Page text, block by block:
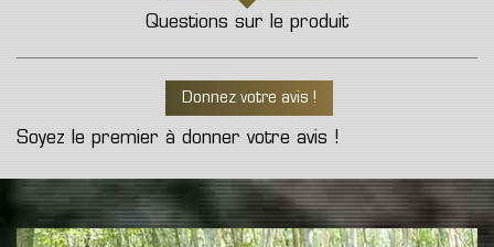
Questions sur le produit
Donnez votre avis !
Soyez le premier à donner votre avis !